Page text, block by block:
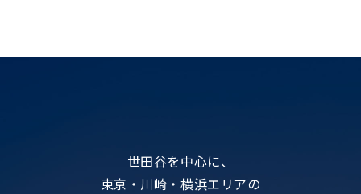
世田谷を中心に、
東京・川崎・横浜エリアの